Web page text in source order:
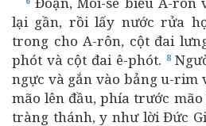
lại gần, rồi lấy nước rửa
trong cho A-rôn, cột đai
phót và cột đai ê-phót. 8
ngực và gắn vào bảng u-rim
mão lên đầu, phía trước
tràng thánh, y như lời Đức